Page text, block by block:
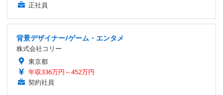
正社員
背景デザイナー/ゲーム・エンタメ
株式会社コリー
東京都
年収336万円～452万円
契約社員